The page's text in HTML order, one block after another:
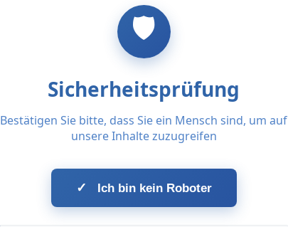
Sicherheitsprüfung
Bestätigen Sie bitte, dass Sie ein Mensch sind, um auf
unsere Inhalte zuzugreifen
✓ Ich bin kein Roboter